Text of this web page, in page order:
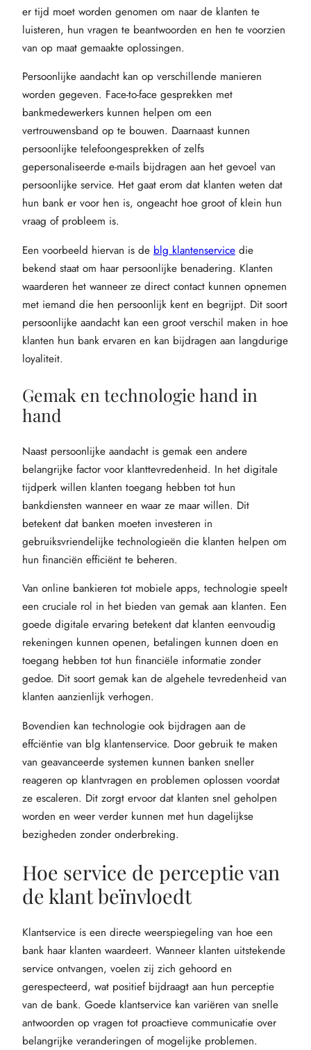
er tijd moet worden genomen om naar de klanten te
luisteren, hun vragen te beantwoorden en hen te voorzien
van op maat gemaakte oplossingen.
Persoonlijke aandacht kan op verschillende manieren
worden gegeven. Face-to-face gesprekken met
bankmedewerkers kunnen helpen om een
vertrouwensband op te bouwen. Daarnaast kunnen
persoonlijke telefoongesprekken of zelfs
gepersonaliseerde e-mails bijdragen aan het gevoel van
persoonlijke service. Het gaat erom dat klanten weten dat
hun bank er voor hen is, ongeacht hoe groot of klein hun
vraag of probleem is.
Een voorbeeld hiervan is de blg klantenservice die
bekend staat om haar persoonlijke benadering. Klanten
waarderen het wanneer ze direct contact kunnen opnemen
met iemand die hen persoonlijk kent en begrijpt. Dit soort
persoonlijke aandacht kan een groot verschil maken in hoe
klanten hun bank ervaren en kan bijdragen aan langdurige
loyaliteit.
Gemak en technologie hand in
hand
Naast persoonlijke aandacht is gemak een andere
belangrijke factor voor klanttevredenheid. In het digitale
tijdperk willen klanten toegang hebben tot hun
bankdiensten wanneer en waar ze maar willen. Dit
betekent dat banken moeten investeren in
gebruiksvriendelijke technologieën die klanten helpen om
hun financiën efficiënt te beheren.
Van online bankieren tot mobiele apps, technologie speelt
een cruciale rol in het bieden van gemak aan klanten. Een
goede digitale ervaring betekent dat klanten eenvoudig
rekeningen kunnen openen, betalingen kunnen doen en
toegang hebben tot hun financiële informatie zonder
gedoe. Dit soort gemak kan de algehele tevredenheid van
klanten aanzienlijk verhogen.
Bovendien kan technologie ook bijdragen aan de
effciëntie van blg klantenservice. Door gebruik te maken
van geavanceerde systemen kunnen banken sneller
reageren op klantvragen en problemen oplossen voordat
ze escaleren. Dit zorgt ervoor dat klanten snel geholpen
worden en weer verder kunnen met hun dagelijkse
bezigheden zonder onderbreking.
Hoe service de perceptie van
de klant beïnvloedt
Klantservice is een directe weerspiegeling van hoe een
bank haar klanten waardeert. Wanneer klanten uitstekende
service ontvangen, voelen zij zich gehoord en
gerespecteerd, wat positief bijdraagt aan hun perceptie
van de bank. Goede klantservice kan variëren van snelle
antwoorden op vragen tot proactieve communicatie over
belangrijke veranderingen of mogelijke problemen.